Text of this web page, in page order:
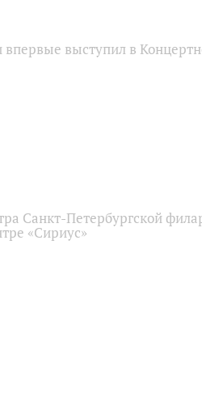
выступил в
Санкт-Петербургской
«Сириус»